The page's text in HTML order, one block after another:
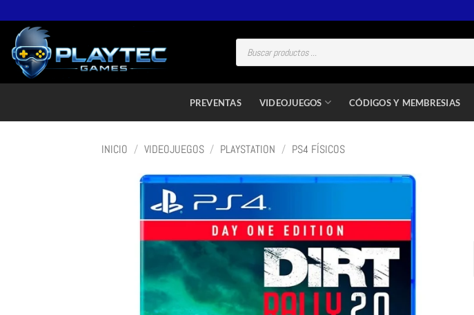
PREVENTAS VIDEOJUEGOS CÓDIGOS Y MEMBRESIAS
INICIO / VIDEOJUEGOS / PLAYSTATION / PS4 FÍSICOS